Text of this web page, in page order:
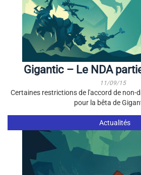
Gigantic – Le NDA
11/09/15
Certaines restrictions de l'accord de non-
pour la bêta de
Actualités